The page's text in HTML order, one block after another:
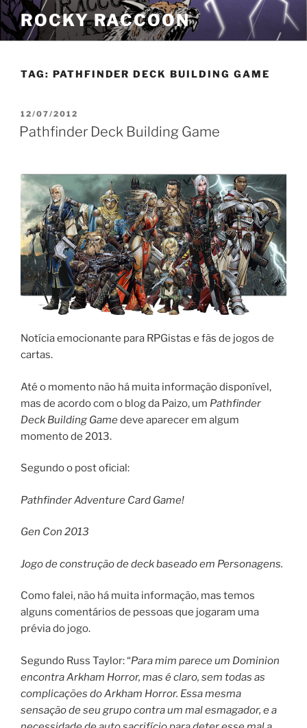
Pular
para
o
ROCKY RACCOON
TAG: PATHFINDER DECK BUILDING GAME
PUBLICADO
EM
12/07/2012
Pathfinder Deck Building Game
Notícia emocionante para RPGistas e fãs de jogos de
cartas.
Até o momento não há muita informação disponível,
mas de acordo com o blog da Paizo, um Pathfinder
Deck Building Gamedeve aparecer em algum
momento de 2013.
Segundo o post oficial:
Pathfinder Adventure Card Game!
Gen Con 2013
Jogo de construção de deck baseado em Personagens.
Como falei, não há muita informação, mas temos
alguns comentários de pessoas que jogaram uma
prévia do jogo.
Segundo Russ Taylor: “Para mim parece um Dominion
encontra Arkham Horror, mas é claro, sem todas as
complicações do Arkham Horror. Essa mesma
sensação de seu grupo contra um mal esmagador, e a